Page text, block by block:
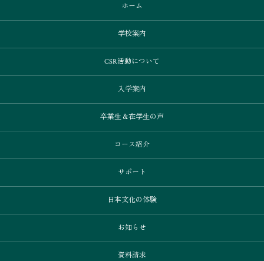
ホーム
学校案内
CSR活動について
入学案内
卒業⽣＆在学⽣の声
コース紹介
サポート
日本文化の体験
お知らせ
資料請求